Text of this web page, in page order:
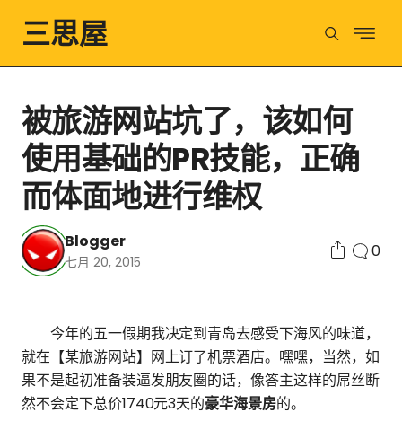
三思屋
被旅游网站坑了，该如何
使用基础的PR技能，正确
而体面地进行维权
Blogger
七月 20, 2015
0
今年的五一假期我决定到青岛去感受下海风的味道，
就在【某旅游网站】网上订了机票酒店。嘿嘿，当然，如
果不是起初准备装逼发朋友圈的话，像答主这样的屌丝断
然不会定下总价1740元3天的豪华海景房的。